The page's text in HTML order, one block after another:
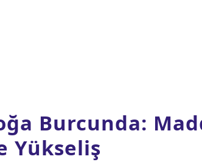
Burcunda:
Yükseliş